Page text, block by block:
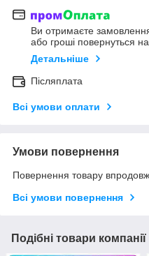
Ви отримаєте
або гроші повернуться
Детальніше
Післяплата
Всі умови оплати
Умови повернення
Повернення товару
Всі умови повернення
Подібні товари компанії